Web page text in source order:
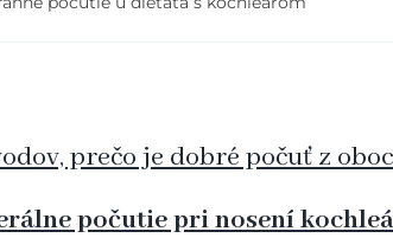
prečo je dobré počuť z
počutie pri nosení